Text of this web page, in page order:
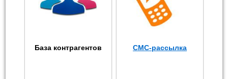
База контрагентов СМС-рассылка